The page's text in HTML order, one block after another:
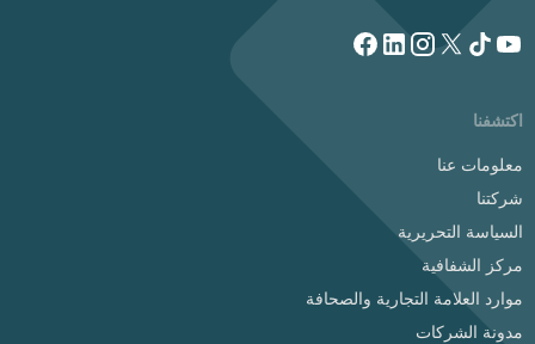
اكتشفنا
معلومات عنا
شركتنا
السياسة التحريرية
مركز الشفافية
موارد العلامة التجارية والصحافة
مدونة الشركات